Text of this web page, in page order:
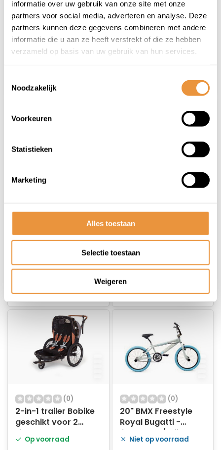
informatie over uw gebruik van onze site met onze
partners voor social media, adverteren en analyse. Deze
partners kunnen deze gegevens combineren met andere
informatie die u aan ze heeft verstrekt of die ze hebben
verzameld op basis van uw gebruik van hun services.
Noodzakelijk
Voorkeuren
Statistieken
Marketing
Alles toestaan
Selectie toestaan
Weigeren
Niet op voorraad
269,00
230,95
Niet op voorraad
269,00
230,95
rood
230,95
binnenbanden
afdichtmiddel
Op voorraad
94,95
79,95
(0)
2-in-1 trailer Bobike
geschikt voor 2
kinderen -
zwart/grijs
Op voorraad
(0)
20" BMX Freestyle
Royal Bugatti -
lichtblauw/grijs met
blauwe banden
Niet op voorraad